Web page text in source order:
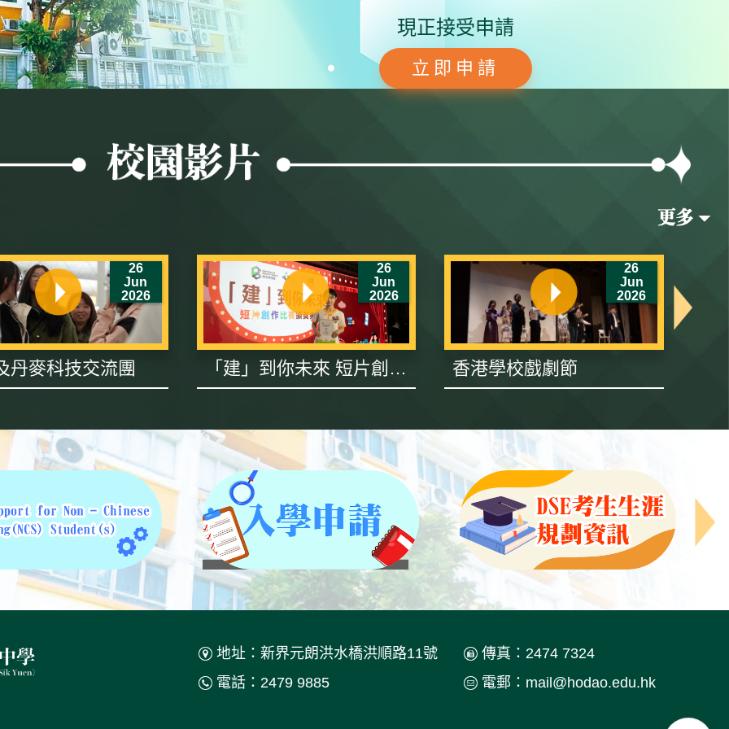
現正接受申請
立即申請
26
Jun
2026
丹麥科技交流團
26
Jun
2026
「建」到你未來 短片創作比賽
26
Jun
2026
香港學校戲劇節
地址：新界元朗洪水橋洪順路11號
電話：2479 9885
傳真：2474 7324
電郵： mail@hodao.edu.hk